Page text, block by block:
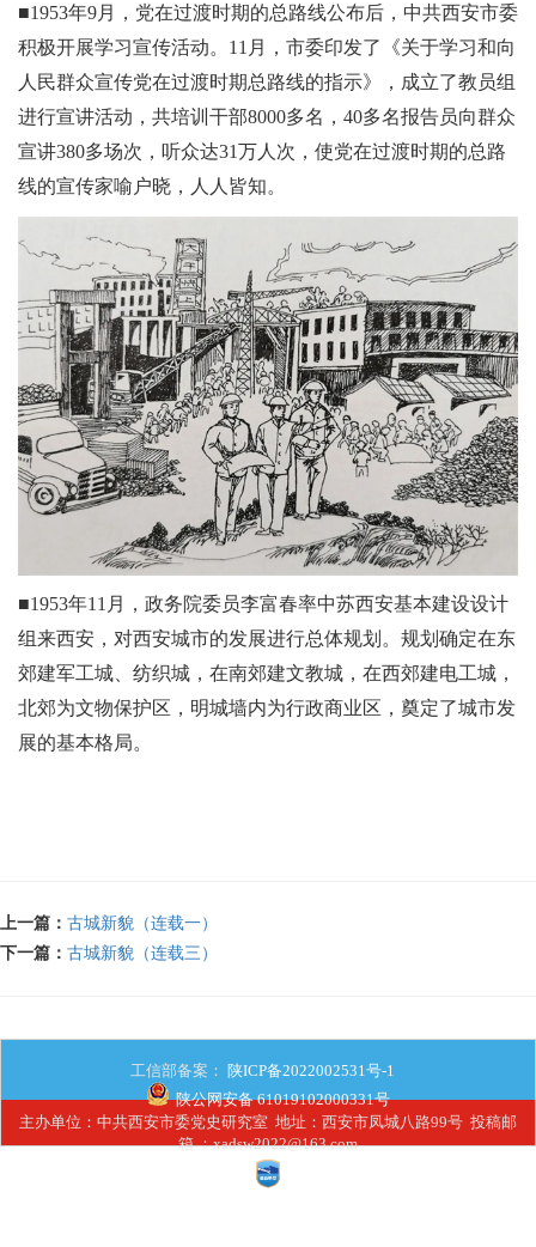
■1953年9月，党在过渡时期的总路线公布后，中共西安市委
积极开展学习宣传活动。11月，市委印发了《关于学习和向
人民群众宣传党在过渡时期总路线的指示》，成立了教员组
进行宣讲活动，共培训干部8000多名，40多名报告员向群众
宣讲380多场次，听众达31万人次，使党在过渡时期的总路
线的宣传家喻户晓，人人皆知。
■1953年11月，政务院委员李富春率中苏西安基本建设设计
组来西安，对西安城市的发展进行总体规划。规划确定在东
郊建军工城、纺织城，在南郊建文教城，在西郊建电工城，
北郊为文物保护区，明城墙内为行政商业区，奠定了城市发
展的基本格局。
上一篇： 古城新貌（连载一）
下一篇： 古城新貌（连载三）
工信部备案： 陕ICP备2022002531号-1
陕公网安备 61019102000331号
主办单位：中共西安市委党史研究室 地址：西安市凤城八路99号 投稿邮
箱 ：xadsw2022@163.com